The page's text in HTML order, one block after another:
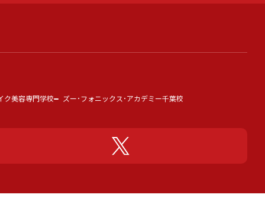
ク美容専門学校 ズー･フォニックス･アカデミー千葉校